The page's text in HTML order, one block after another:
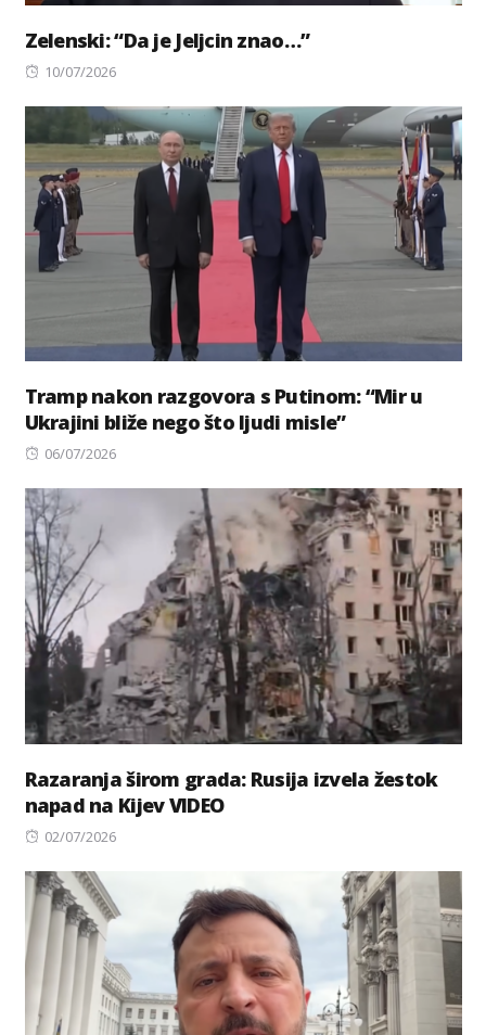
Zelenski: “Da je Jeljcin znao…”
Posted
10/07/2026
Tramp nakon razgovora s Putinom: “Mir u
Ukrajini bliže nego što ljudi misle”
Posted
06/07/2026
Razaranja širom grada: Rusija izvela žestok
napad na Kijev VIDEO
Posted
02/07/2026